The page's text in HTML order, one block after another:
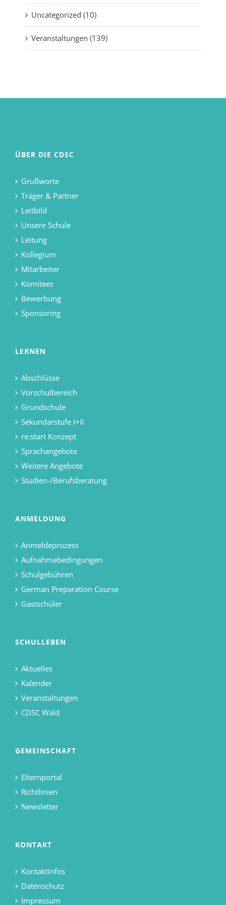
Uncategorized (10)
Veranstaltungen (139)
ÜBER DIE CDSC
Grußworte
Träger & Partner
Leitbild
Unsere Schule
Leitung
Kollegium
Mitarbeiter
Komitees
Bewerbung
Sponsoring
LERNEN
Abschlüsse
Vorschulbereich
Grundschule
Sekundarstufe I+II
re:start Konzept
Sprachangebote
Weitere Angebote
Studien-/Berufsberatung
ANMELDUNG
Anmeldeprozess
Aufnahmebedingungen
Schulgebühren
German Preparation Course
Gastschüler
SCHULLEBEN
Aktuelles
Kalender
Veranstaltungen
CDSC Wald
GEMEINSCHAFT
Elternportal
Richtlinien
Newsletter
KONTAKT
Kontaktinfos
Datenschutz
Impressum